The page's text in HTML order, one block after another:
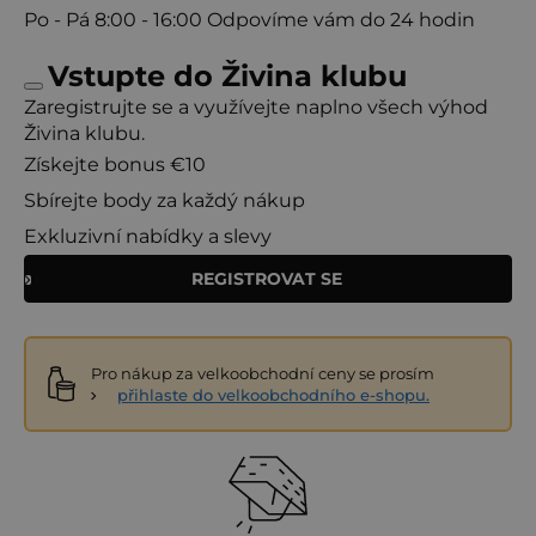
Po - Pá 8:00 - 16:00 Odpovíme vám do 24 hodin
Vstupte do Živina klubu
Zaregistrujte se a využívejte naplno všech výhod
Živina klubu.
Získejte bonus €10
Sbírejte body za každý nákup
Exkluzivní nabídky a slevy
REGISTROVAT SE
Pro nákup za velkoobchodní ceny se prosím
přihlaste do velkoobchodního e-shopu.